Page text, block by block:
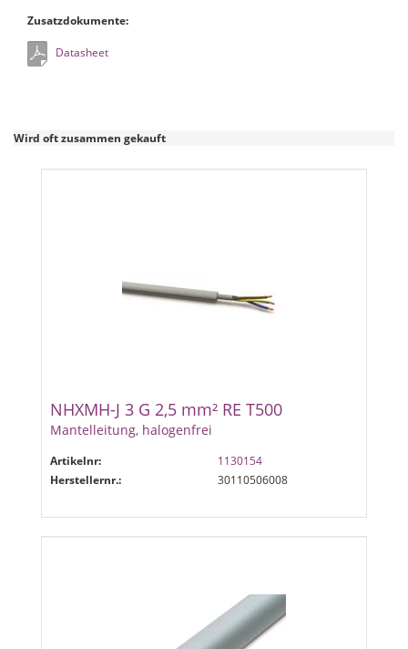
Zusatzdokumente:
Datasheet
Wird oft zusammen gekauft
NHXMH-J 3 G 2,5 mm² RE T500
Mantelleitung, halogenfrei
Artikelnr:
1130154
Herstellernr.:
30110506008